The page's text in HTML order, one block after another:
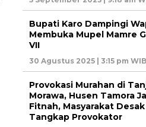
Bupati Karo Dampingi
Membuka Mupel Mamre
VII
30 Agustus 2025 | 3:15 pm WIB
Provokasi Murahan di
Morawa, Husen Tamora
Fitnah, Masyarakat
Tangkap Provokator